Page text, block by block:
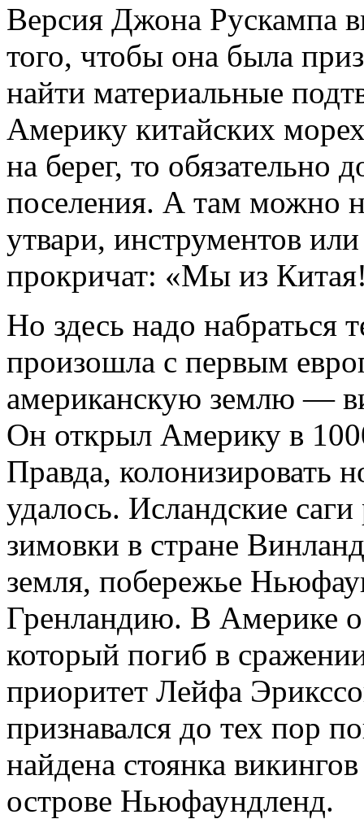
Версия Джона Рускампа
того, чтобы она была
найти материальные
Америку китайских
на берег, то обязательно
поселения. А там можно
утвари, инструментов
прокричат: «Мы из
Но здесь надо набраться
произошла с первым
американскую землю —
Он открыл Америку в
Правда, колонизировать
удалось. Исландские
зимовки в стране
земля, побережье
Гренландию. В Америке
который погиб в
приоритет Лейфа
признавался до тех пор
найдена стоянка
острове Ньюфаундленд.